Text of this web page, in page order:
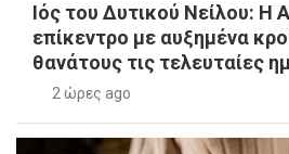
Ιός του Δυτικού Νείλου: Η
επίκεντρο με αυξημένα
θανάτους τις τελευταίες
2 ώρες ago